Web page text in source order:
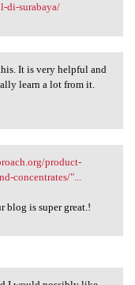
di-surabaya/
It is very helpful and
learn a lot from it.
product-
concentrates/"...
blog is super great.!